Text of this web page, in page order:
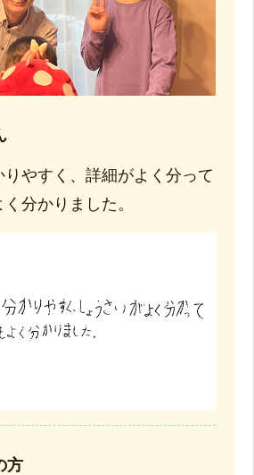
やすく、詳細がよく分って
分かりました。
方